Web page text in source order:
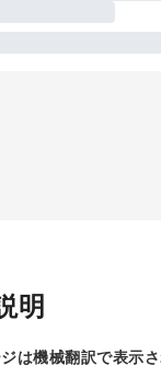
明
は機械翻訳で表示